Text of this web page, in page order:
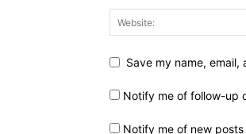
Save my name,
Notify me of follow-up
Notify me of new posts